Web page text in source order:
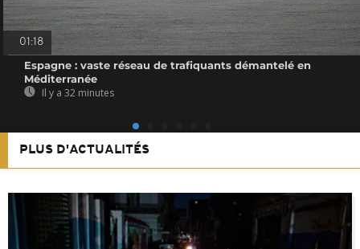
01:18
Espagne : vaste réseau de trafiquants démantelé en
Méditerranée
Il y a 32 minutes
PLUS D'ACTUALITÉS